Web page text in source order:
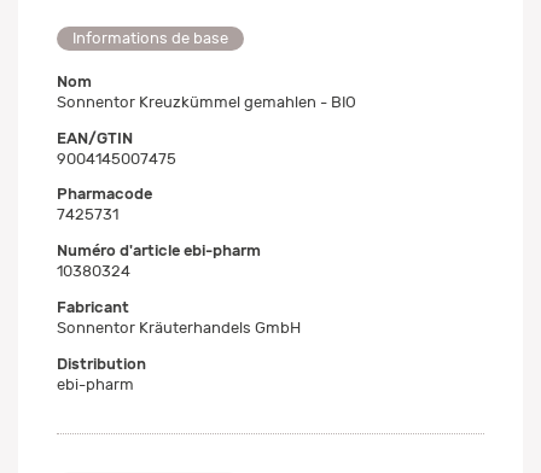
Informations de base
Nom
Sonnentor Kreuzkümmel gemahlen - BIO
EAN/GTIN
9004145007475
Pharmacode
7425731
Numéro d'article ebi-pharm
10380324
Fabricant
Sonnentor Kräuterhandels GmbH
Distribution
ebi-pharm